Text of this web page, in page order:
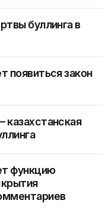
буллинга в
появиться закон
казахстанская
функцию